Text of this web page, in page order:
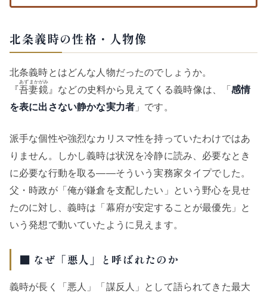
北条義時の性格・人物像
北条義時とはどんな人物だったのでしょうか。
『吾妻鏡
あずまかがみ
』などの史料から見えてくる義時像は、「感情
を表に出さない静かな実力者 」です。
派手な個性や強烈なカリスマ性を持っていたわけではあ
りません。しかし義時は状況を冷静に読み、必要なとき
に必要な行動を取る——そういう実務家タイプでした。
父・時政が「俺が鎌倉を支配したい」という野心を見せ
たのに対し、義時は「幕府が安定することが最優先」と
いう発想で動いていたように見えます。
■ なぜ「悪人」と呼ばれたのか
義時が長く「悪人」「謀反人」として語られてきた最大